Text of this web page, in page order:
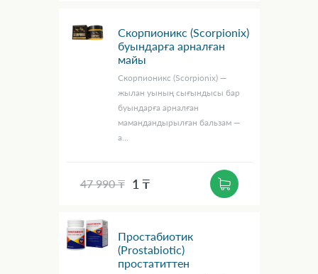
Скорпионикс (Scorpionix)
буындарға арналған
майы
Скорпионикс (Scorpionix) —
жылан уының сығындысы бар
буындарға арналған
мамандандырылған бальзам —
а...
47 990 ₸ 1 ₸
Простабиотик
(Prostabiotic)
простатиттен